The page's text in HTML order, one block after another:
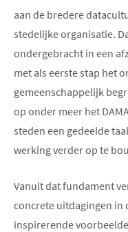
aan de bredere
stedelijke organisatie.
ondergebracht in een
met als eerste stap het
gemeenschappelijk
op onder meer het
steden een gedeelde
werking verder op te
Vanuit dat fundament
concrete uitdagingen in
inspirerende